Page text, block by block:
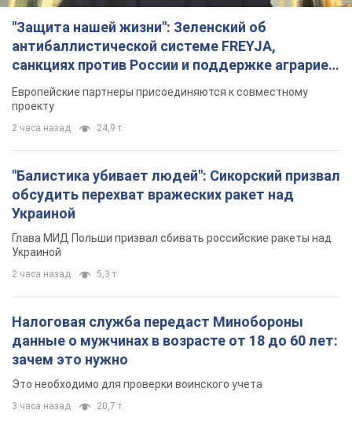
"Защита нашей жизни": Зеленский об
антибаллистической системе FREYJA,
санкциях против России и поддержке аграриев.
Видео
Европейские партнеры присоединяются к совместному
проекту
2 часа назад 24,9 т.
"Балистика убивает людей": Сикорский призвал
обсудить перехват вражеских ракет над
Украиной
Глава МИД Польши призвал сбивать российские ракеты над
Украиной
2 часа назад 5,3 т.
Налоговая служба передаст Минобороны
данные о мужчинах в возрасте от 18 до 60 лет:
зачем это нужно
Это необходимо для проверки воинского учета
3 часа назад 20,7 т.